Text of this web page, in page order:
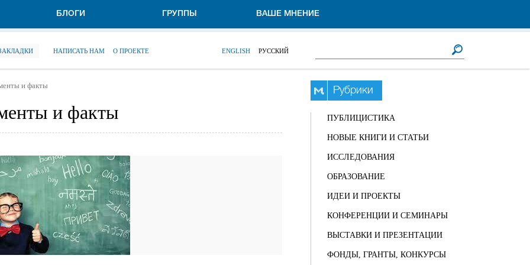
БЛОГИ ГРУППЫ ВАШЕ МНЕНИЕ
НАПИСАТЬ НАМ О ПРОЕКТЕ ENGLISH РУССКИЙ
и факты
и факты
Рубрики
ПУБЛИЦИСТИКА
НОВЫЕ КНИГИ И СТАТЬИ
ИССЛЕДОВАНИЯ
ОБРАЗОВАНИЕ
ИДЕИ И ПРОЕКТЫ
КОНФЕРЕНЦИИ И СЕМИНАРЫ
ВЫСТАВКИ И ПРЕЗЕНТАЦИИ
ФОНДЫ, ГРАНТЫ, КОНКУРСЫ